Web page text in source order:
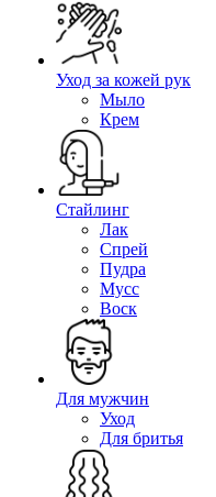
Уход за кожей рук
Мыло
Крем
Стайлинг
Лак
Спрей
Пудра
Мусс
Воск
Для мужчин
Уход
Для бритья